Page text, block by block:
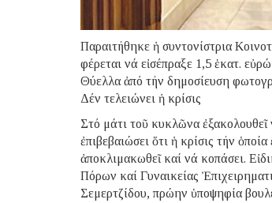
Παραιτήθηκε ἡ συντονίστρια
φέρεται νά εἰσέπραξε 1,5 ἑκατ.
Θύελλα ἀπό τήν δημοσίευση
Δέν τελειώνει ἡ κρίσις
Στό μάτι τοῦ κυκλῶνα
ἐπιβεβαιώσει ὅτι ἡ κρίσις τήν
ἀποκλιμακωθεῖ καί νά κοπάσει.
Πόρων καί Γυναικείας
Σεμερτζίδου, πρώην ὑποψηφία